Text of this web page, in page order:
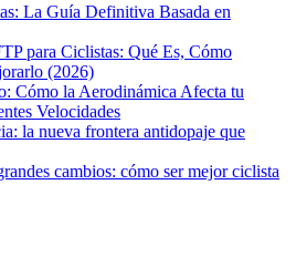
La Guía Definitiva Basada en
para Ciclistas: Qué Es, Cómo
(2026)
Cómo la Aerodinámica Afecta tu
Velocidades
la nueva frontera antidopaje que
cambios: cómo ser mejor ciclista